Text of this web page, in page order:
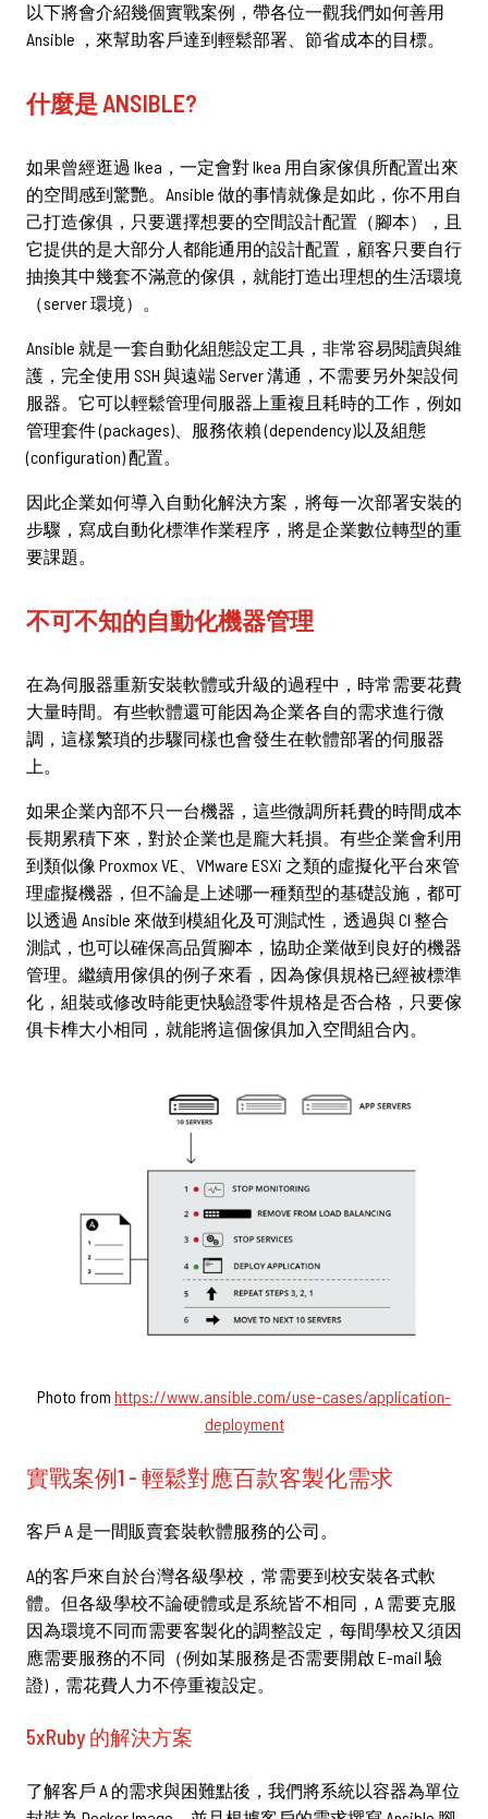
以下將會介紹幾個實戰案例，帶各位一觀我們如何善用
Ansible ，來幫助客戶達到輕鬆部署、節省成本的目標。
什麼是 ANSIBLE?
如果曾經逛過 Ikea，一定會對 Ikea 用自家傢俱所配置出來
的空間感到驚艷。Ansible 做的事情就像是如此，你不用自
己打造傢俱，只要選擇想要的空間設計配置（腳本），且
它提供的是大部分人都能通用的設計配置，顧客只要自行
抽換其中幾套不滿意的傢俱，就能打造出理想的生活環境
（server 環境）。
Ansible 就是一套自動化組態設定工具，非常容易閱讀與維
護，完全使用 SSH 與遠端 Server 溝通，不需要另外架設伺
服器。它可以輕鬆管理伺服器上重複且耗時的工作，例如
管理套件 (packages)、服務依賴 (dependency)以及組態
(configuration) 配置。
因此企業如何導入自動化解決方案，將每一次部署安裝的
步驟，寫成自動化標準作業程序，將是企業數位轉型的重
要課題。
不可不知的自動化機器管理
在為伺服器重新安裝軟體或升級的過程中，時常需要花費
大量時間。有些軟體還可能因為企業各自的需求進行微
調，這樣繁瑣的步驟同樣也會發生在軟體部署的伺服器
上。
如果企業內部不只一台機器，這些微調所耗費的時間成本
長期累積下來，對於企業也是龐大耗損。有些企業會利用
到類似像 Proxmox VE、VMware ESXi 之類的虛擬化平台來管
理虛擬機器，但不論是上述哪一種類型的基礎設施，都可
以透過 Ansible 來做到模組化及可測試性，透過與 CI 整合
測試，也可以確保高品質腳本，協助企業做到良好的機器
管理。繼續用傢俱的例子來看，因為傢俱規格已經被標準
化，組裝或修改時能更快驗證零件規格是否合格，只要傢
俱卡榫大小相同，就能將這個傢俱加入空間組合內。
Photo from https://www.ansible.com/use-cases/application-
deployment
實戰案例1 - 輕鬆對應百款客製化需求
客戶 A 是一間販賣套裝軟體服務的公司。
A的客戶來自於台灣各級學校，常需要到校安裝各式軟
體。但各級學校不論硬體或是系統皆不相同，A 需要克服
因為環境不同而需要客製化的調整設定，每間學校又須因
應需要服務的不同（例如某服務是否需要開啟 E-mail 驗
證)，需花費人力不停重複設定。
5xRuby 的解決方案
了解客戶 A 的需求與困難點後，我們將系統以容器為單位